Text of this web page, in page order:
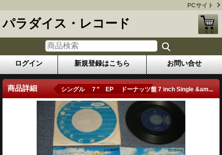
PCサイト
パラダイス・レコード
ログイン 新規登録はこちら お問い合せ
商品詳細 シングル ７” EP ドーナッツ盤 7 inch Single &am...